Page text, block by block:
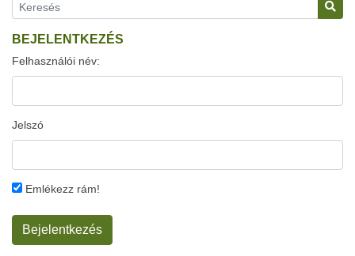
BEJELENTKEZÉS
Felhasználói név:
Jelszó
Emlékezz rám!